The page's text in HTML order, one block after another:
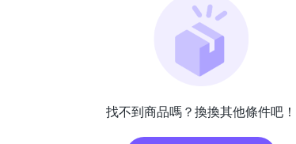
找不到商品嗎？換換其他條件吧！